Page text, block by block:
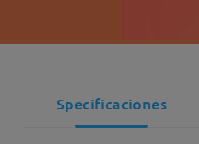
Specificaciones